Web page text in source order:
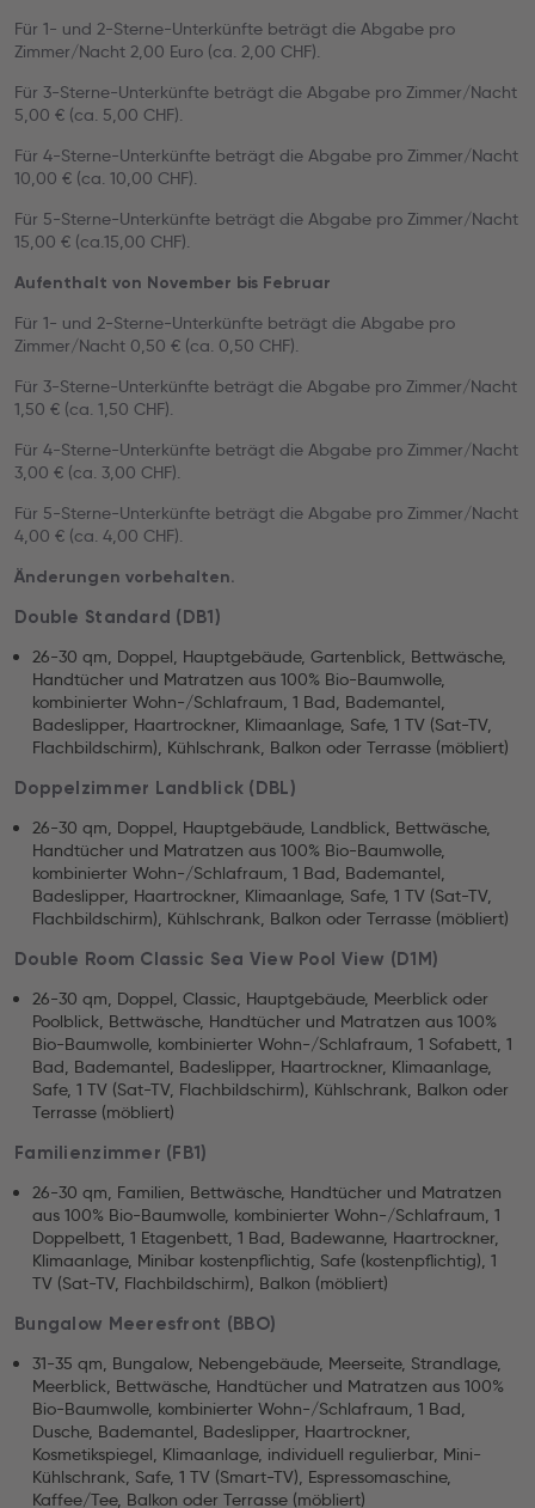
Für 1- und 2-Sterne-Unterkünfte beträgt die Abgabe pro
Zimmer/Nacht 2,00 Euro (ca. 2,00 CHF).
Für 3-Sterne-Unterkünfte beträgt die Abgabe pro Zimmer/Nacht
5,00 € (ca. 5,00 CHF).
Für 4-Sterne-Unterkünfte beträgt die Abgabe pro Zimmer/Nacht
10,00 € (ca. 10,00 CHF).
Für 5-Sterne-Unterkünfte beträgt die Abgabe pro Zimmer/Nacht
15,00 € (ca.15,00 CHF).
Aufenthalt von November bis Februar
Für 1- und 2-Sterne-Unterkünfte beträgt die Abgabe pro
Zimmer/Nacht 0,50 € (ca. 0,50 CHF).
Für 3-Sterne-Unterkünfte beträgt die Abgabe pro Zimmer/Nacht
1,50 € (ca. 1,50 CHF).
Für 4-Sterne-Unterkünfte beträgt die Abgabe pro Zimmer/Nacht
3,00 € (ca. 3,00 CHF).
Für 5-Sterne-Unterkünfte beträgt die Abgabe pro Zimmer/Nacht
4,00 € (ca. 4,00 CHF).
Änderungen vorbehalten.
Double Standard (DB1)
26-30 qm, Doppel, Hauptgebäude, Gartenblick, Bettwäsche,
Handtücher und Matratzen aus 100% Bio-Baumwolle,
kombinierter Wohn-/Schlafraum, 1 Bad, Bademantel,
Badeslipper, Haartrockner, Klimaanlage, Safe, 1 TV (Sat-TV,
Flachbildschirm), Kühlschrank, Balkon oder Terrasse (möbliert)
Doppelzimmer Landblick (DBL)
26-30 qm, Doppel, Hauptgebäude, Landblick, Bettwäsche,
Handtücher und Matratzen aus 100% Bio-Baumwolle,
kombinierter Wohn-/Schlafraum, 1 Bad, Bademantel,
Badeslipper, Haartrockner, Klimaanlage, Safe, 1 TV (Sat-TV,
Flachbildschirm), Kühlschrank, Balkon oder Terrasse (möbliert)
Double Room Classic Sea View Pool View (D1M)
26-30 qm, Doppel, Classic, Hauptgebäude, Meerblick oder
Poolblick, Bettwäsche, Handtücher und Matratzen aus 100%
Bio-Baumwolle, kombinierter Wohn-/Schlafraum, 1 Sofabett, 1
Bad, Bademantel, Badeslipper, Haartrockner, Klimaanlage,
Safe, 1 TV (Sat-TV, Flachbildschirm), Kühlschrank, Balkon oder
Terrasse (möbliert)
Familienzimmer (FB1)
26-30 qm, Familien, Bettwäsche, Handtücher und Matratzen
aus 100% Bio-Baumwolle, kombinierter Wohn-/Schlafraum, 1
Doppelbett, 1 Etagenbett, 1 Bad, Badewanne, Haartrockner,
Klimaanlage, Minibar kostenpflichtig, Safe (kostenpflichtig), 1
TV (Sat-TV, Flachbildschirm), Balkon (möbliert)
Bungalow Meeresfront (BBO)
31-35 qm, Bungalow, Nebengebäude, Meerseite, Strandlage,
Meerblick, Bettwäsche, Handtücher und Matratzen aus 100%
Bio-Baumwolle, kombinierter Wohn-/Schlafraum, 1 Bad,
Dusche, Bademantel, Badeslipper, Haartrockner,
Kosmetikspiegel, Klimaanlage, individuell regulierbar, Mini-
Kühlschrank, Safe, 1 TV (Smart-TV), Espressomaschine,
Kaffee/Tee, Balkon oder Terrasse (möbliert)